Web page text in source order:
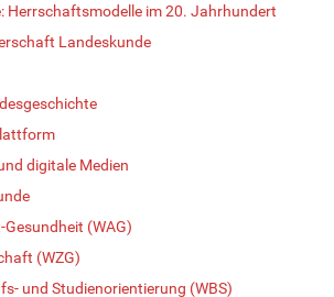
Herrschaftsmodelle im 20. Jahrhundert
Landeskunde
digitale Medien
(WAG)
(WZG)
und Studienorientierung (WBS)